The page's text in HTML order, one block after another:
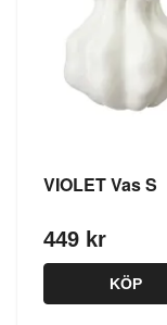
VIOLET Vas S
449 kr
KÖP